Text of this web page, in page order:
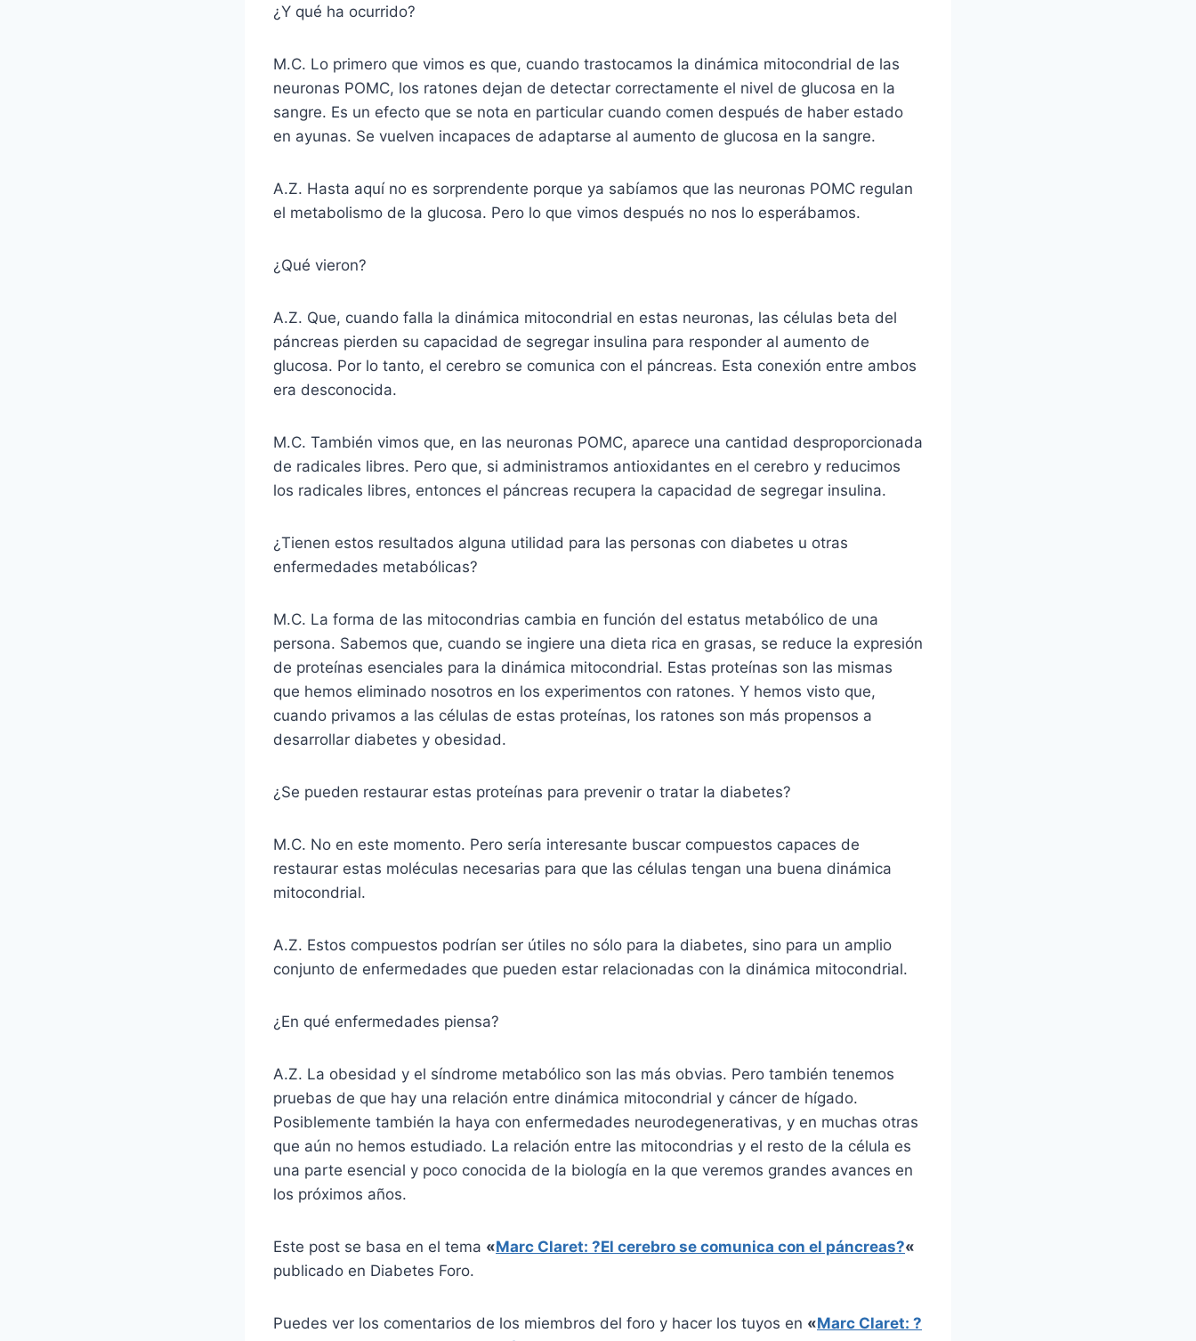
¿Y qué ha ocurrido?
M.C. Lo primero que vimos es que, cuando trastocamos la dinámica mitocondrial de las
neuronas POMC, los ratones dejan de detectar correctamente el nivel de glucosa en la
sangre. Es un efecto que se nota en particular cuando comen después de haber estado
en ayunas. Se vuelven incapaces de adaptarse al aumento de glucosa en la sangre.
A.Z. Hasta aquí no es sorprendente porque ya sabíamos que las neuronas POMC regulan
el metabolismo de la glucosa. Pero lo que vimos después no nos lo esperábamos.
¿Qué vieron?
A.Z. Que, cuando falla la dinámica mitocondrial en estas neuronas, las células beta del
páncreas pierden su capacidad de segregar insulina para responder al aumento de
glucosa. Por lo tanto, el cerebro se comunica con el páncreas. Esta conexión entre ambos
era desconocida.
M.C. También vimos que, en las neuronas POMC, aparece una cantidad desproporcionada
de radicales libres. Pero que, si administramos antioxidantes en el cerebro y reducimos
los radicales libres, entonces el páncreas recupera la capacidad de segregar insulina.
¿Tienen estos resultados alguna utilidad para las personas con diabetes u otras
enfermedades metabólicas?
M.C. La forma de las mitocondrias cambia en función del estatus metabólico de una
persona. Sabemos que, cuando se ingiere una dieta rica en grasas, se reduce la expresión
de proteínas esenciales para la dinámica mitocondrial. Estas proteínas son las mismas
que hemos eliminado nosotros en los experimentos con ratones. Y hemos visto que,
cuando privamos a las células de estas proteínas, los ratones son más propensos a
desarrollar diabetes y obesidad.
¿Se pueden restaurar estas proteínas para prevenir o tratar la diabetes?
M.C. No en este momento. Pero sería interesante buscar compuestos capaces de
restaurar estas moléculas necesarias para que las células tengan una buena dinámica
mitocondrial.
A.Z. Estos compuestos podrían ser útiles no sólo para la diabetes, sino para un amplio
conjunto de enfermedades que pueden estar relacionadas con la dinámica mitocondrial.
¿En qué enfermedades piensa?
A.Z. La obesidad y el síndrome metabólico son las más obvias. Pero también tenemos
pruebas de que hay una relación entre dinámica mitocondrial y cáncer de hígado.
Posiblemente también la haya con enfermedades neurodegenerativas, y en muchas otras
que aún no hemos estudiado. La relación entre las mitocondrias y el resto de la célula es
una parte esencial y poco conocida de la biología en la que veremos grandes avances en
los próximos años.
Este post se basa en el tema «Marc Claret: ?El cerebro se comunica con el páncreas?«
publicado en Diabetes Foro.
Puedes ver los comentarios de los miembros del foro y hacer los tuyos en «Marc Claret: ?